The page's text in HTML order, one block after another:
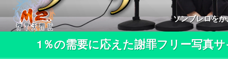
ソンブレロを
1％の需要に応えた謝罪フリー写真